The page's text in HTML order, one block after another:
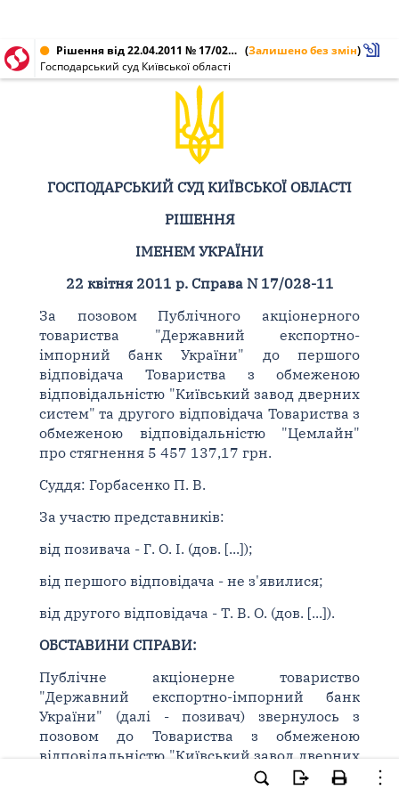
Рішення від 22.04.2011 № 17/028-11 (Залишено без змін)
Господарський суд Київської області
ГОСПОДАРСЬКИЙ СУД КИЇВСЬКОЇ ОБЛАСТІ
РІШЕННЯ
ІМЕНЕМ УКРАЇНИ
22 квітня 2011 р. Справа N 17/028-11
За позовом Публічного акціонерного
товариства "Державний експортно-
імпорний банк України" до першого
відповідача Товариства з обмеженою
відповідальністю "Київський завод дверних
систем" та другого відповідача Товариства з
обмеженою відповідальністю "Цемлайн"
про стягнення 5 457 137,17 грн.
Суддя: Горбасенко П. В.
За участю представників:
від позивача - Г. О. І. (дов. [...]);
від першого відповідача - не з'явилися;
від другого відповідача - Т. В. О. (дов. [...]).
ОБСТАВИНИ СПРАВИ:
Публічне акціонерне товариство
"Державний експортно-імпорний банк
України" (далі - позивач) звернулось з
позовом до Товариства з обмеженою
відповідальністю "Київський завод дверних
систем" (далі - перший відповідач) та